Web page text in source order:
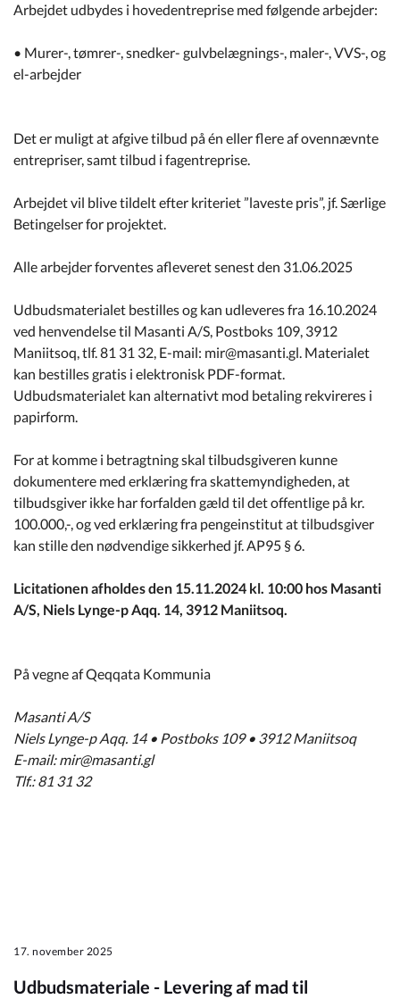
Arbejdet udbydes i hovedentreprise med følgende arbejder:
• Murer-, tømrer-, snedker- gulvbelægnings-, maler-, VVS-, og
el-arbejder
Det er muligt at afgive tilbud på én eller flere af ovennævnte
entrepriser, samt tilbud i fagentreprise.
Arbejdet vil blive tildelt efter kriteriet ”laveste pris”, jf. Særlige
Betingelser for projektet.
Alle arbejder forventes afleveret senest den 31.06.2025
Udbudsmaterialet bestilles og kan udleveres fra 16.10.2024
ved henvendelse til Masanti A/S, Postboks 109, 3912
Maniitsoq, tlf. 81 31 32, E-mail: mir@masanti.gl. Materialet
kan bestilles gratis i elektronisk PDF-format.
Udbudsmaterialet kan alternativt mod betaling rekvireres i
papirform.
For at komme i betragtning skal tilbudsgiveren kunne
dokumentere med erklæring fra skattemyndigheden, at
tilbudsgiver ikke har forfalden gæld til det offentlige på kr.
100.000,-, og ved erklæring fra pengeinstitut at tilbudsgiver
kan stille den nødvendige sikkerhed jf. AP95 § 6.
Licitationen afholdes den 15.11.2024 kl. 10:00 hos Masanti
A/S, Niels Lynge-p Aqq. 14, 3912 Maniitsoq.
På vegne af Qeqqata Kommunia
Masanti A/S
Niels Lynge-p Aqq. 14 • Postboks 109 • 3912 Maniitsoq
E-mail: mir@masanti.gl
Tlf.: 81 31 32
17. november 2025
Udbudsmateriale - Levering af mad til